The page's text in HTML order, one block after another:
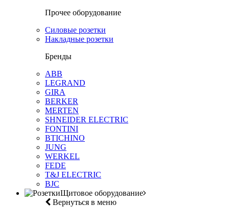
Прочее оборудование
Силовые розетки
Накладные розетки
Бренды
ABB
LEGRAND
GIRA
BERKER
MERTEN
SHNEIDER ELECTRIC
FONTINI
BTICHINO
JUNG
WERKEL
FEDE
T&J ELECTRIC
BJC
Щитовое оборудование
Вернуться в меню